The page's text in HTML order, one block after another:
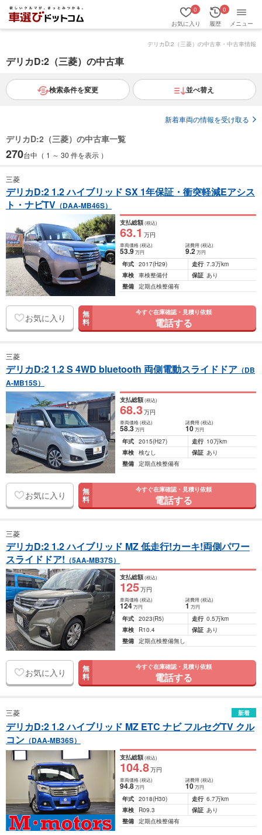
お気に入り
0
履歴
0
メニュー
デリカD:2（三菱）の中古車・中古車情報
デリカD:2（三菱）の中古車
検索条件を変更 並べ替え
新着車両の情報を受け取る
デリカD:2（三菱）の中古車一覧
270台中（ 1 ～ 30 件を表示 ）
三菱
デリカD:2 1.2 ハイブリッド SX 1年保証・衝突軽減Eアシス
ト・ナビTV （DAA-MB46S）
支払総額(税込)
63.1 万円
車両価格(税込)
53.9万円
諸費用 (税込)
9.2 万円
年式 2017(H29) 走行 7.3万km
車検 車検整備付 保証 あり
整備 定期点検整備有
お気に入り 無
料
今すぐ在庫確認・見積り依頼
電話する
三菱
デリカD:2 1.2 S 4WD bluetooth 両側電動スライドドア （DB
A-MB15S）
支払総額(税込)
68.3万円
車両価格(税込)
58.3万円
諸費用 (税込)
10 万円
年式 2015(H27) 走行 10万km
車検 検なし 保証 あり
整備 定期点検整備有
お気に入り 無
料
今すぐ在庫確認・見積り依頼
電話する
三菱
デリカD:2 1.2 ハイブリッド MZ 低走行!カーキ!両側パワー
スライドドア! （5AA-MB37S）
支払総額(税込)
125万円
車両価格(税込)
124万円
諸費用 (税込)
1 万円
年式 2023(R5) 走行 0.5万km
車検
R10.4 保証 あり
整備 定期点検整備無し
お気に入り 無
料
今すぐ在庫確認・見積り依頼
電話する
三菱 新着
デリカD:2 1.2 ハイブリッド MZ ETC ナビ フルセグTV クル
コン （DAA-MB36S）
支払総額(税込)
104.8万円
車両価格(税込)
94.8万円
諸費用 (税込)
10 万円
年式 2018(H30) 走行 6.7万km
車検
R09.3 保証 あり
整備 定期点検整備有